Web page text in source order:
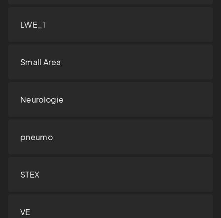
LWE_1
Small Area
Neurologie
pneumo
STEX
VE